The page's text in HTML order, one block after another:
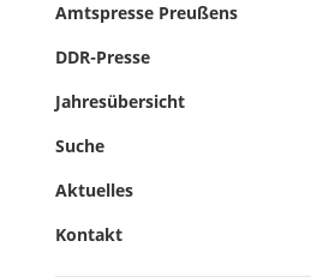
Amtspresse Preußens
DDR-Presse
Jahresübersicht
Suche
Aktuelles
Kontakt